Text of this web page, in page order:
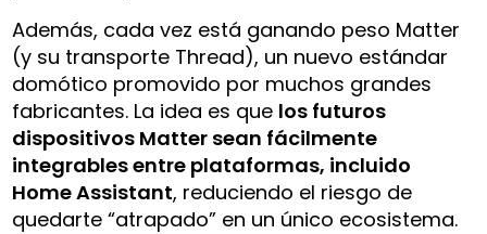
Además, cada vez está ganando peso Matter
(y su transporte Thread), un nuevo estándar
domótico promovido por muchos grandes
fabricantes. La idea es que los futuros
dispositivos Matter sean fácilmente
integrables entre plataformas, incluido
Home Assistant, reduciendo el riesgo de
quedarte “atrapado” en un único ecosistema.